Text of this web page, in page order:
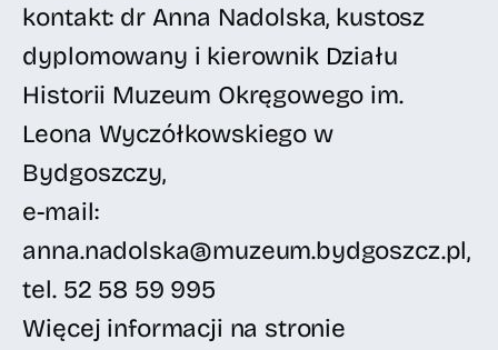
kontakt: dr Anna Nadolska, kustosz
dyplomowany i kierownik Działu
Historii Muzeum Okręgowego im.
Leona Wyczółkowskiego w
Bydgoszczy,
e-mail:
anna.nadolska@muzeum.bydgoszcz.pl,
tel. 52 58 59 995
Więcej informacji na stronie